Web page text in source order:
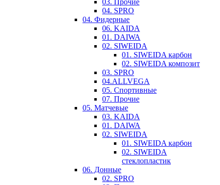
03. Прочие
04. SPRO
04. Фидерные
06. KAIDA
01. DAIWA
02. SIWEIDA
01. SIWEIDA карбон
02. SIWEIDA композит
03. SPRO
04.ALLVEGA
05. Спортивные
07. Прочие
05. Матчевые
03. KAIDA
01. DAIWA
02. SIWEIDA
01. SIWEIDA карбон
02. SIWEIDA
стеклопластик
06. Донные
02. SPRO